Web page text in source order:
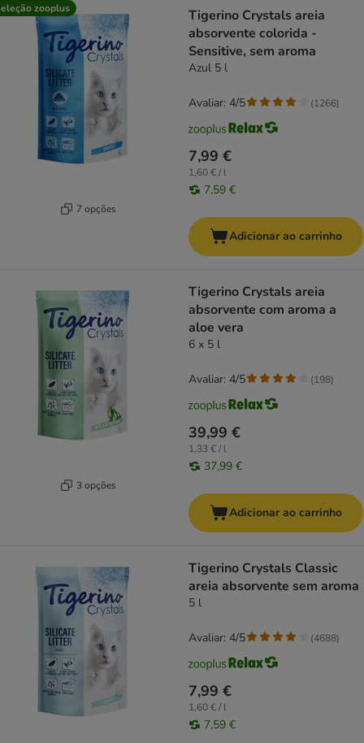
zooplus
7 opções
Tigerino Crystals areia
absorvente colorida -
Sensitive, sem aroma
Azul 5 l
7,99 €
1,60 € / l
7,59 €
Avaliar: 4/5 (1266)
Adicionar ao carrinho
3 opções
Tigerino Crystals areia
absorvente com aroma a
aloe vera
6 x 5 l
39,99 €
1,33 € / l
37,99 €
Avaliar: 4/5 (198)
Adicionar ao carrinho
Tigerino Crystals Classic
areia absorvente sem aroma
5 l
7,99 €
1,60 € / l
7,59 €
Avaliar: 4/5 (4688)